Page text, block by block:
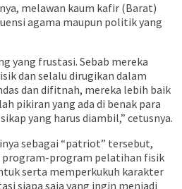
melawan kaum kafir (Barat)
agama maupun politik yang
yang frustasi. Sebab mereka
dan selalu dirugikan dalam
dan difitnah, mereka lebih baik
pikiran yang ada di benak para
yang harus diambil,” cetusnya.
sebagai “patriot” tersebut,
program-program pelatihan fisik
serta memperkukuh karakter
siapa saja yang ingin menjadi